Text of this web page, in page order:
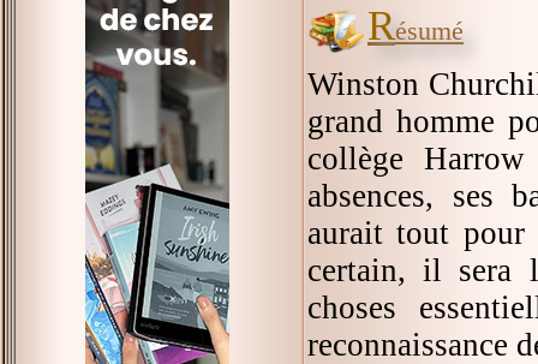
Résumé
Winston
grand homme
collège
absences, ses
aurait tout pour
certain, il sera
choses
reconnaissance